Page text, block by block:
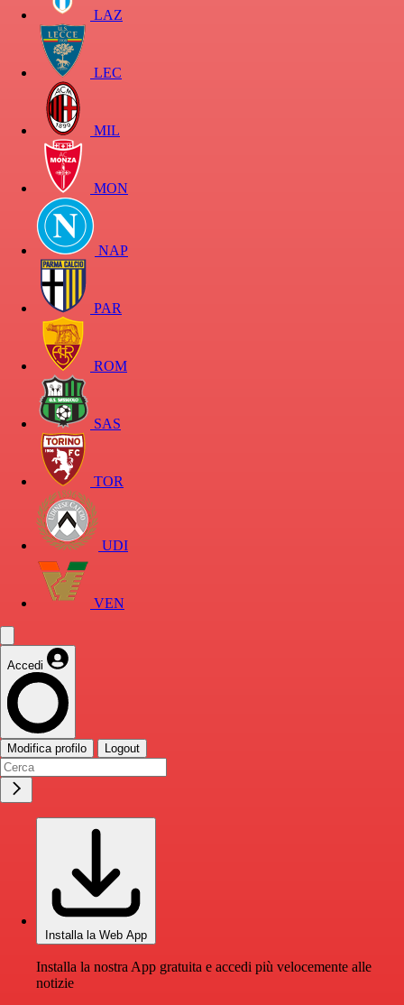
LAZ
LEC
MIL
MON
NAP
PAR
ROM
SAS
TOR
UDI
VEN
Accedi
Modifica profilo Logout
Installa la Web App
Installa la nostra App gratuita e accedi più velocemente alle
notizie